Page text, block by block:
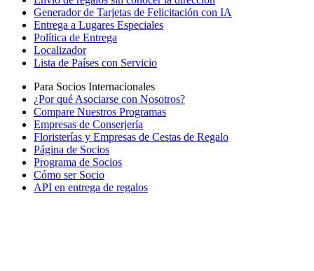
Generador de Tarjetas de Felicitación con IA
Entrega a Lugares Especiales
Política de Entrega
Localizador
Lista de Países con Servicio
Para Socios Internacionales
¿Por qué Asociarse con Nosotros?
Compare Nuestros Programas
Empresas de Conserjería
Floristerías y Empresas de Cestas de Regalo
Página de Socios
Programa de Socios
Cómo ser Socio
API en entrega de regalos